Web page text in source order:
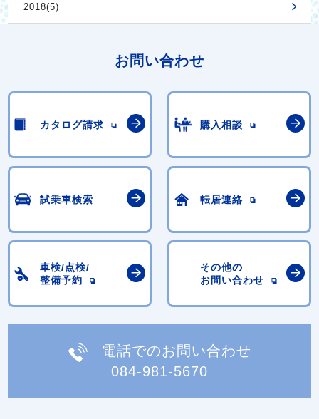
2018(5)
お問い合わせ
カタログ請求 購入相談
試乗車検索 転居連絡
車検/点検/
整備予約
その他の
お問い合わせ
電話でのお問い合わせ
084-981-5670